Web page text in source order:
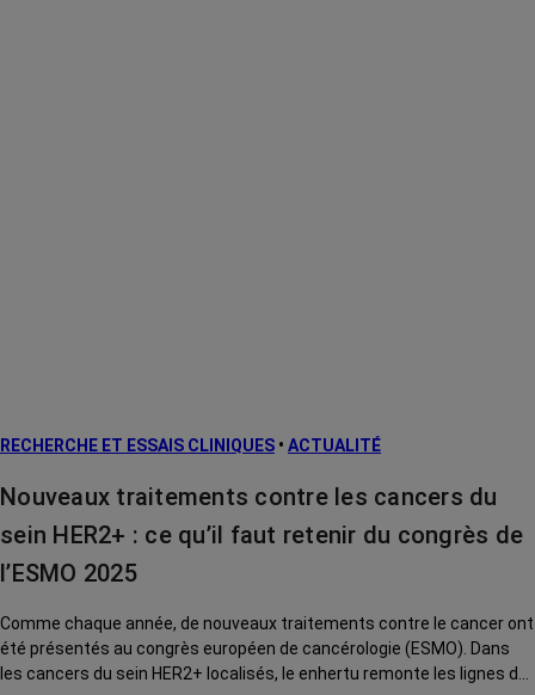
RECHERCHE ET ESSAIS CLINIQUES • ACTUALITÉ
Nouveaux traitements contre les cancers du
sein HER2+ : ce qu’il faut retenir du congrès de
l’ESMO 2025
Comme chaque année, de nouveaux traitements contre le cancer ont
été présentés au congrès européen de cancérologie (ESMO). Dans
les cancers du sein HER2+ localisés, le enhertu remonte les lignes de